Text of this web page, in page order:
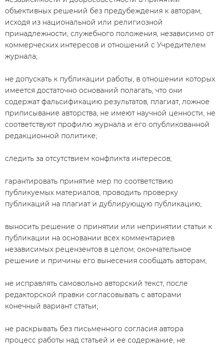
объективных решений без предубеждения к авторам,
исходя из национальной или религиозной
принадлежности, служебного положения, независимо от
коммерческих интересов и отношений с Учредителем
журнала;
не допускать к публикации работы, в отношении которых
имеется достаточно оснований полагать, что они
содержат фальсификацию результатов, плагиат, ложное
приписывание авторства, не имеют научной ценности, не
соответствуют профилю журнала и его опубликованной
редакционной политике;
следить за отсутствием конфликта интересов;
гарантировать принятие мер по соответствию
публикуемых материалов, проводить проверку
публикаций на плагиат и дублирующую публикацию;
выносить решение о принятии или непринятии статьи к
публикации на основании всех комментариев
независимых рецензентов в целом; окончательное
решение и причины его вынесения сообщать авторам;
не исправлять самовольно авторский текст, после
редакторской правки согласовывать с авторами
конечный вариант статьи;
не раскрывать без письменного согласия автора
процесс работы над статьей и ее содержание, не